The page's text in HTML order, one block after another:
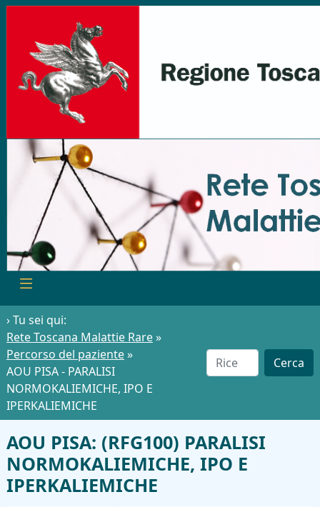
› Tu sei qui:
Rete Toscana Malattie Rare»
Percorso del paziente»
AOU PISA - PARALISI
NORMOKALIEMICHE, IPO E
IPERKALIEMICHE
Cerca
AOU PISA: (RFG100) PARALISI
NORMOKALIEMICHE, IPO E
IPERKALIEMICHE